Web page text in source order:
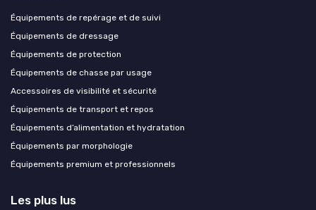
Équipements de repérage et de suivi
Équipements de dressage
Équipements de protection
Équipements de chasse par usage
Accessoires de visibilité et sécurité
Équipements de transport et repos
Équipements d’alimentation et hydratation
Équipements par morphologie
Équipements premium et professionnels
Les plus lus